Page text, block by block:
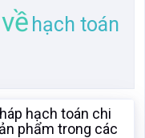
hạch toán
hạch toán chi
phẩm trong các